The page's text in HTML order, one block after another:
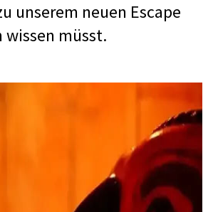
unserem neuen Escape
wissen müsst.